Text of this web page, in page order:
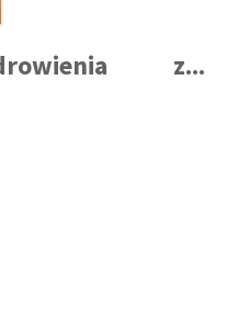
z...